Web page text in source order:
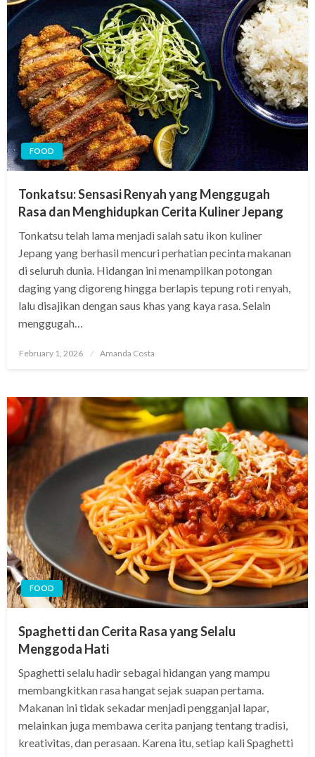
FOOD
Tonkatsu: Sensasi Renyah yang Menggugah
Rasa dan Menghidupkan Cerita Kuliner Jepang
Tonkatsu telah lama menjadi salah satu ikon kuliner
Jepang yang berhasil mencuri perhatian pecinta makanan
di seluruh dunia. Hidangan ini menampilkan potongan
daging yang digoreng hingga berlapis tepung roti renyah,
lalu disajikan dengan saus khas yang kaya rasa. Selain
menggugah…
Posted
February 1, 2026 Amanda Costa
FOOD
Spaghetti dan Cerita Rasa yang Selalu
Menggoda Hati
Spaghetti selalu hadir sebagai hidangan yang mampu
membangkitkan rasa hangat sejak suapan pertama.
Makanan ini tidak sekadar menjadi pengganjal lapar,
melainkan juga membawa cerita panjang tentang tradisi,
kreativitas, dan perasaan. Karena itu, setiap kali Spaghetti